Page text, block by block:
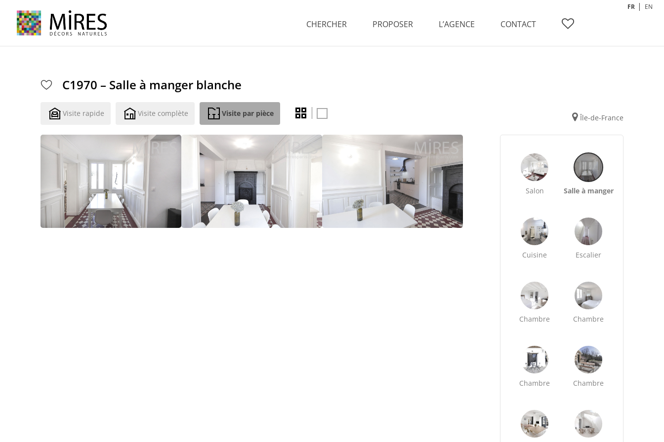
CHERCHER PROPOSER L’AGENCE CONTACT
FR EN
C1970 – Salle à manger blanche
Visite rapide Visite complète Visite par pièce Île-de-France
Salon Salle à manger
Cuisine Escalier
Chambre Chambre
Chambre Chambre